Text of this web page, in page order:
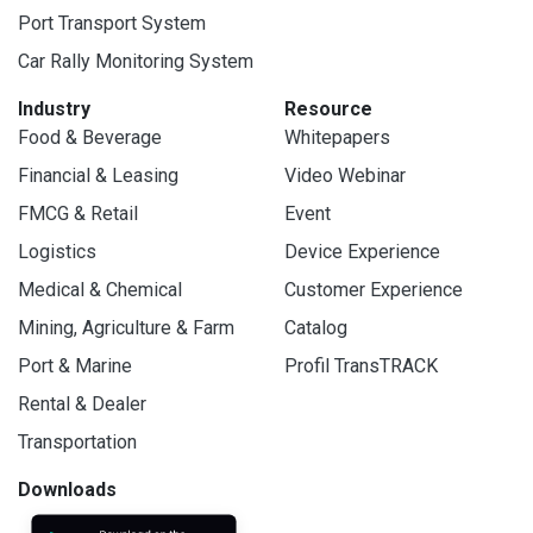
Port Transport System
Car Rally Monitoring System
Industry
Food & Beverage
Financial & Leasing
FMCG & Retail
Logistics
Medical & Chemical
Mining, Agriculture & Farm
Port & Marine
Rental & Dealer
Transportation
Resource
Whitepapers
Video Webinar
Event
Device Experience
Customer Experience
Catalog
Profil TransTRACK
Downloads